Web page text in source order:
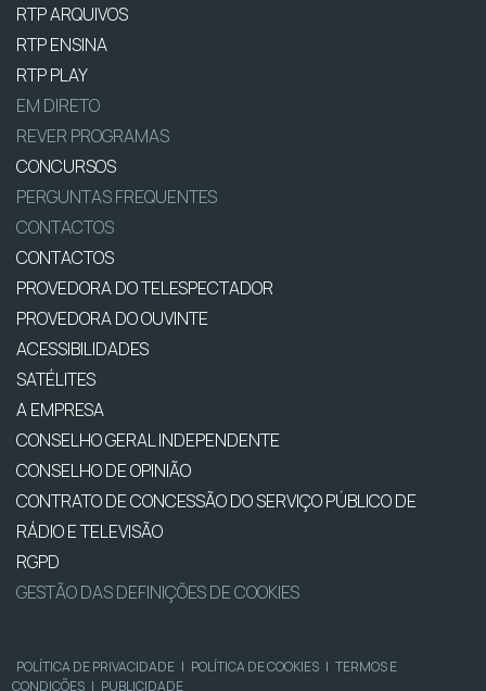
RTP ARQUIVOS
RTP ENSINA
RTP PLAY
EM DIRETO
REVER PROGRAMAS
CONCURSOS
PERGUNTAS FREQUENTES
CONTACTOS
CONTACTOS
PROVEDORA DO TELESPECTADOR
PROVEDORA DO OUVINTE
ACESSIBILIDADES
SATÉLITES
A EMPRESA
CONSELHO GERAL INDEPENDENTE
CONSELHO DE OPINIÃO
CONTRATO DE CONCESSÃO DO SERVIÇO PÚBLICO DE
RÁDIO E TELEVISÃO
RGPD
GESTÃO DAS DEFINIÇÕES DE COOKIES
POLÍTICA DE PRIVACIDADE | POLÍTICA DE COOKIES | TERMOS E
CONDIÇÕES | PUBLICIDADE